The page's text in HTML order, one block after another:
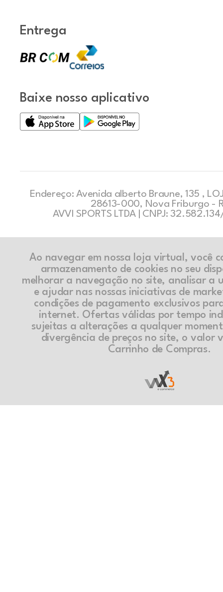
Entrega
Baixe nosso aplicativo
Endereço: Avenida alberto Braune, 135 ,
28613-000, Nova Friburgo -
AVVI SPORTS LTDA | CNPJ:
Ao navegar em nossa loja virtual, você
armazenamento de cookies no seu
melhorar a navegação no site, analisar a
e ajudar nas nossas iniciativas de
condições de pagamento exclusivos
internet. Ofertas válidas por tempo
sujeitas a alterações a qualquer
divergência de preços no site, o valor
Carrinho de Compras.